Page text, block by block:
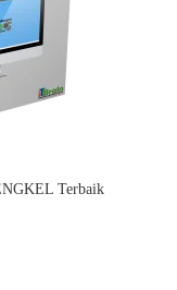
Terbaik